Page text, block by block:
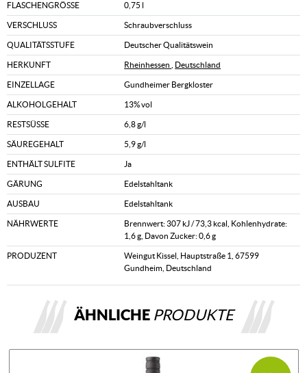
FLASCHENGRÖSSE 0,75 l
VERSCHLUSS Schraubverschluss
QUALITÄTSSTUFE Deutscher Qualitätswein
HERKUNFT Rheinhessen Deutschland
EINZELLAGE Gundheimer Bergkloster
ALKOHOLGEHALT 13% vol
RESTSÜSSE 6,8 g/l
SÄUREGEHALT 5,9 g/l
ENTHÄLT SULFITE Ja
GÄRUNG Edelstahltank
AUSBAU Edelstahltank
NÄHRWERTE
Brennwert: 307 kJ / 73,3 kcal, Kohlenhydrate:
1,6 g, Davon Zucker: 0,6 g
PRODUZENT
Weingut Kissel, Hauptstraße 1, 67599
Gundheim, Deutschland
ÄHNLICHE PRODUKTE